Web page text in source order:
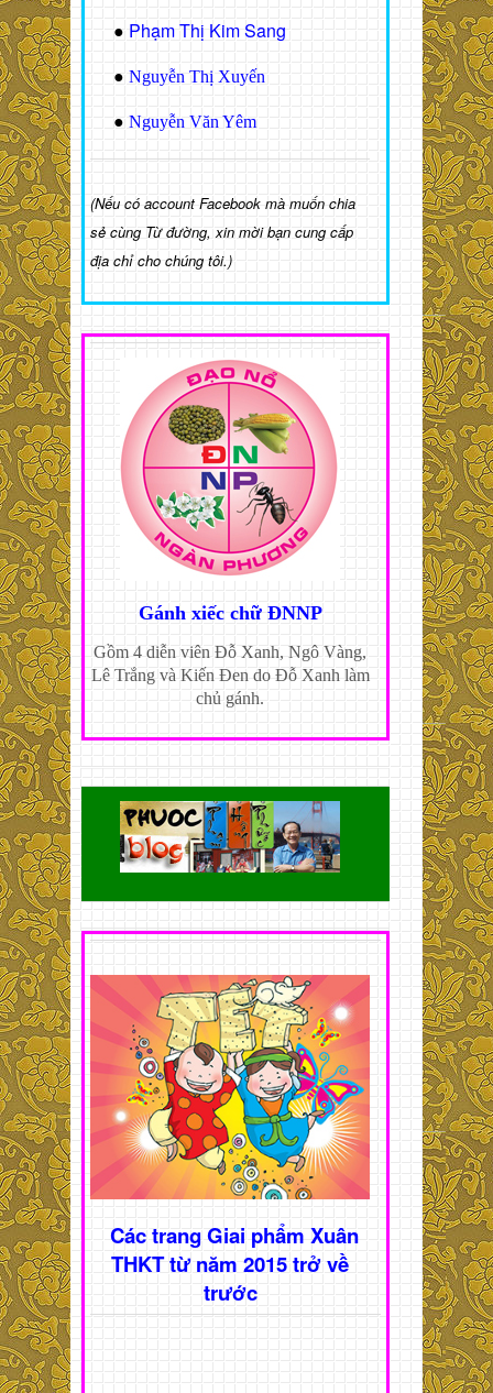
● Phạm Thị Kim Sang
● Nguyễn Thị Xuyến
● Nguyễn Văn Yêm
(Nếu có account Facebook mà muốn chia
sẻ cùng Từ đường, xin mời bạn cung cấp
địa chỉ cho chúng tôi.)
Gánh xiếc chữ ĐNNP
Gồm 4 diễn viên Đỗ Xanh, Ngô Vàng,
Lê Trắng và Kiến Đen do Đỗ Xanh làm
chủ gánh.
Các trang Giai phẩm Xuân
THKT từ năm 2015 trở về
trước